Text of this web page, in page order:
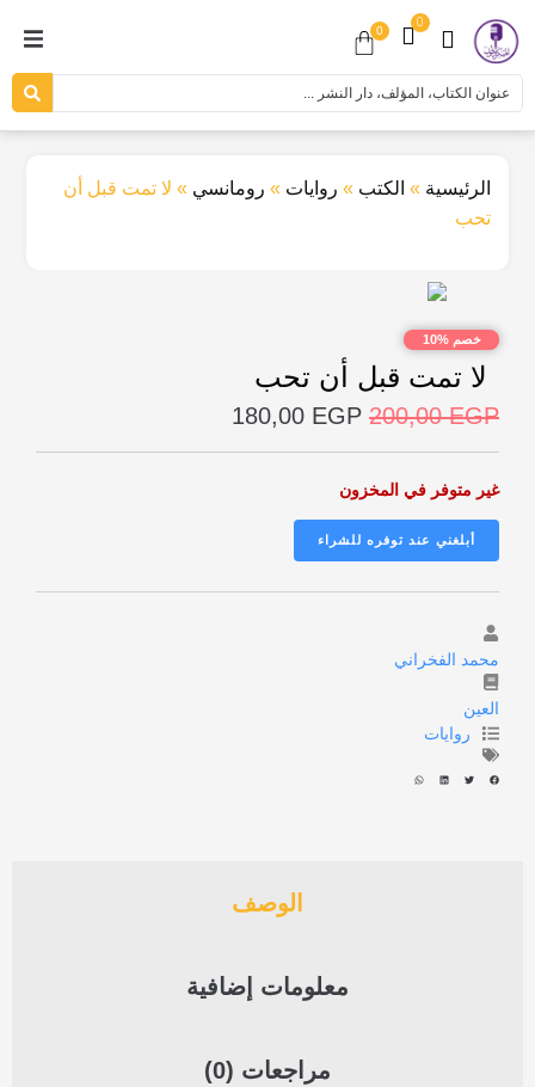
0
0
الرئيسية » الكتب » روايات » رومانسي » لا تمت قبل أن
تحب
خصم %10
لا تمت قبل أن تحب
200,00EGP
180,00 EGP
غير متوفر في المخزون
محمد الفخراني
العين
روايات
الوصف
معلومات إضافية
مراجعات (0)